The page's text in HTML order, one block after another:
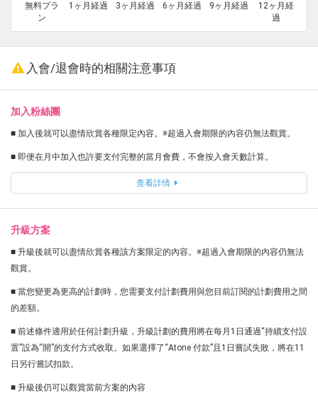
無料プラ
ン
1ヶ月経過 3ヶ月経過 6ヶ月経過 9ヶ月経過
12ヶ月経
過
入會/退會時的相關注意事項
加入粉絲團
■ 加入後就可以盡情欣賞各種限定內容。※超過入會期限的內容仍無法觀賞。
■ 即便在月中加入也許要支付完整的當月會費，不會按入會天數計算。
查看詳情
升級方案
■ 升級後就可以盡情欣賞各種該方案限定的內容。※超過入會期限的內容仍無法
觀賞。
■ 當您變更為更高的計劃時，您需要支付計劃費用與您目前訂閱的計劃費用之間
的差額。
■ 前述條件適用於任何計劃升級，升級計劃的費用將在每月1日通過“持續支付設
置”設為“開”的支付方式收取。如果選擇了“Atone 付款”且1日嘗試失敗，將在11
日另行嘗試扣款。
■ 升級後仍可以觀賞當前方案的內容